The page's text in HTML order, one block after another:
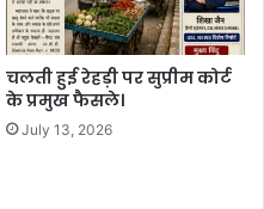
चलती हुई रेहड़ी पर सुप्रीम कोर्ट
के प्रमुख फैसले।
July 13, 2026